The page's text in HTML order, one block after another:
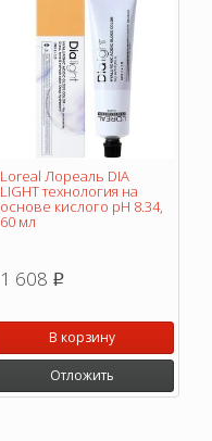
Loreal Лореаль DIA
LIGHT технология на
основе кислого pH 8.34,
60 мл
1 608 p
В корзину
Отложить